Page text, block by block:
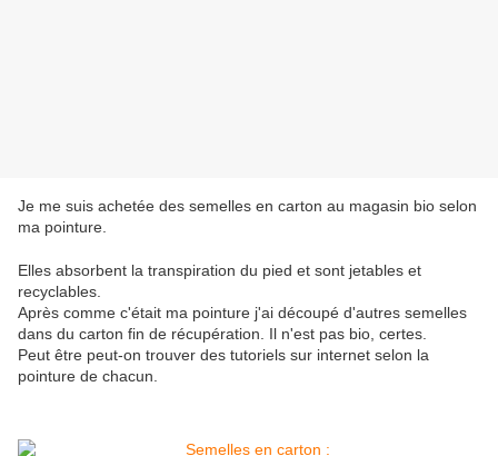
Je me suis achetée des semelles en carton au magasin bio selon
ma pointure.
Elles absorbent la transpiration du pied et sont jetables et
recyclables.
Après comme c'était ma pointure j'ai découpé d'autres semelles
dans du carton fin de récupération. Il n'est pas bio, certes.
Peut être peut-on trouver des tutoriels sur internet selon la
pointure de chacun.